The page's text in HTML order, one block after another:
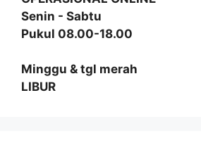
Senin - Sabtu
Pukul 08.00-18.00
Minggu & tgl merah
LIBUR